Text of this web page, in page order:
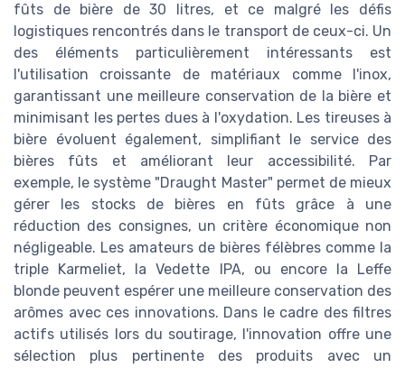
fûts de bière de 30 litres, et ce malgré les défis
logistiques rencontrés dans le transport de ceux-ci. Un
des éléments particulièrement intéressants est
l'utilisation croissante de matériaux comme l'inox,
garantissant une meilleure conservation de la bière et
minimisant les pertes dues à l'oxydation. Les tireuses à
bière évoluent également, simplifiant le service des
bières fûts et améliorant leur accessibilité. Par
exemple, le système "Draught Master" permet de mieux
gérer les stocks de bières en fûts grâce à une
réduction des consignes, un critère économique non
négligeable. Les amateurs de bières félèbres comme la
triple Karmeliet, la Vedette IPA, ou encore la Leffe
blonde peuvent espérer une meilleure conservation des
arômes avec ces innovations. Dans le cadre des filtres
actifs utilisés lors du soutirage, l'innovation offre une
sélection plus pertinente des produits avec un